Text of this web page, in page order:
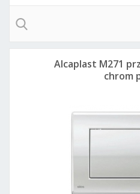
Alcaplast M271
chrom